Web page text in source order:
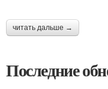
читать дальше →
Последние